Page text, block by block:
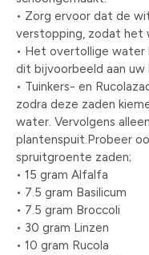
• Zorg ervoor dat de
verstopping, zodat het
• Het overtollige
dit bijvoorbeeld aan uw
• Tuinkers- en
zodra deze zaden
water. Vervolgens
plantenspuit.Probeer
spruitgroente zaden;
• 15 gram Alfalfa
• 7.5 gram Basilicum
• 7.5 gram Broccoli
• 30 gram Linzen
• 10 gram Rucola